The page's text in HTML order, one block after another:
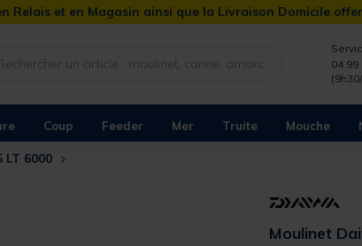
Relais et en Magasin ainsi que la Livraison Domicile
04 99
Coup Feeder Mer Truite Mouche
6000
Moulinet